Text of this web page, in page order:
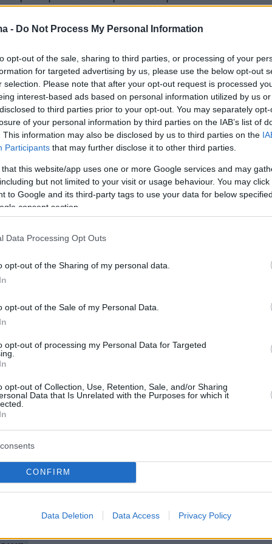
- Do Not Process My Personal Information
opt-out of the sale, sharing to third parties, or processing of your
for targeted advertising by us, please use the below opt-out
selection. Please note that after your opt-out request is processed
interest-based ads based on personal information utilized by us
to third parties prior to your opt-out. You may separately
of your personal information by third parties on the IAB’s list of
This information may also be disclosed by us to third parties on the
Participants that may further disclose it to other third parties.
that this website/app uses one or more Google services and may
but not limited to your visit or usage behaviour. You may
to Google and its third-party tags to use your data for below
consent section.
Data Processing Opt Outs
opt-out of the Sharing of my personal data.
opt-out of the Sale of my Personal Data.
opt-out of processing my Personal Data for Targeted
opt-out of Collection, Use, Retention, Sale, and/or Sharing
Data that Is Unrelated with the Purposes for which it
CONFIRM
Data Deletion Data Access Privacy Policy
περιείχε «θανάσιμα επίπεδα μεθανόλης»
πάντα με τα δικαστικά έγγραφα, το
που αναγραφόταν στην ετικέτα του
αιθανόλη, μια ουσία που χρησιμοποιείται σε
αναφερόταν στην ετικέτα του Blumen
Hand Sanitizer», αναφέρει η μήνυση της
που ζητάει αποζημίωση75.000 δολαρίωνγια
από την εταιρεία παραγωγής του
Sam's Club απ' όπου η άτυχη γυναίκα
Το σκεπτικό πίσω από τη μήνυση είναι
που καταναλώνουν αντισηπτικό χεριών
ως υποκατάστατο αλκοόλ.
χεριών Blumen αποσύρθηκε από την αγορά
από ελέγχους διαπιστώθηκε ότι περιείχε
από μεθανόλη μπορεί να
εμετό, τύφλωση και θάνατο, ειδικά σε
της ουσίας.
ΕΣΥ - 473 ασθενείς εισήχθησαν στα
Αττικής μέσα σε 4 μέρες